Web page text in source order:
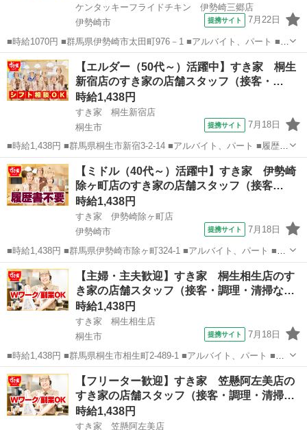
ケンタッキーフライドチキン 伊勢崎三郷店
伊勢崎市
提携サイト 7月22日
■時給1070円 ■群馬県伊勢崎市太田町976－1 ■アルバイト、パート ■未
経験歓迎、高校生OK、フリーター歓迎、ミドル（40代～）活躍中、エ
ルダー（50代～）活躍中、シニア（60代～）活躍中、ボーナス・賞与
あり、昇給あり...
群馬 伊勢崎市 ファーストフード
【エルダー（50代～）活躍中】すき家 桐生
新宿店のすき家の店舗スタッフ（接客・…
時給1,438円
すき家 桐生新宿店
桐生市
提携サイト 7月18日
■時給1,438円 ■群馬県桐生市新宿3-2-14 ■アルバイト、パート ■履歴書
不要、未経験歓迎、大学生歓迎、主婦・主夫歓迎、フリーター歓迎、
ミドル（40代～）活躍中、エルダー（50代～）活躍中、シニア（60代
～）活躍中、...
群馬 桐生市 ファーストフード
【ミドル（40代～）活躍中】すき家 伊勢崎
除ヶ町店のすき家の店舗スタッフ（接客…
時給1,438円
すき家 伊勢崎除ヶ町店
伊勢崎市
提携サイト 7月18日
■時給1,438円 ■群馬県伊勢崎市除ヶ町324-1 ■アルバイト、パート ■履
歴書不要、未経験歓迎、大学生歓迎、主婦・主夫歓迎、フリーター歓
迎、ミドル（40代～）活躍中、エルダー（50代～）活躍中、シニア
（60代～）活躍中...
群馬 伊勢崎市 ファーストフード
【主婦・主夫歓迎】すき家 桐生相生店のす
き家の店舗スタッフ（接客・調理・清掃な…
時給1,438円
すき家 桐生相生店
桐生市
提携サイト 7月18日
■時給1,438円 ■群馬県桐生市相生町2-489-1 ■アルバイト、パート ■履
歴書不要、未経験歓迎、大学生歓迎、主婦・主夫歓迎、フリーター歓
迎、ミドル（40代～）活躍中、エルダー（50代～）活躍中、シニア
（60代～）活躍...
群馬 桐生市 ファーストフード
【フリーター歓迎】すき家 笠懸阿左美店の
すき家の店舗スタッフ（接客・調理・清掃…
時給1,438円
すき家 笠懸阿左美店